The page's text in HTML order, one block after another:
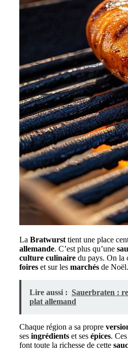
La Bratwurst tient une place
allemande. C’est plus qu’une
culture culinaire du pays. On la
foires et sur les marchés de Noël.
Lire aussi : Sauerbraten :
plat allemand
Chaque région a sa propre
ses ingrédients et ses épices.
font toute la richesse de cette